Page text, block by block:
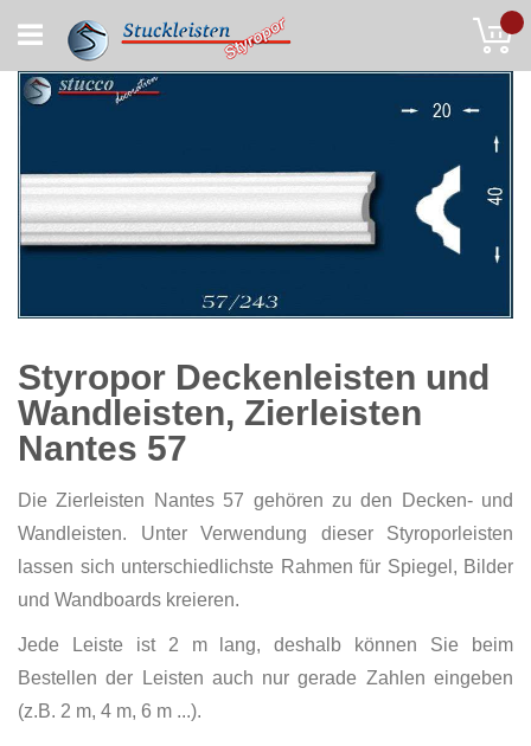
to
Content
Styropor Deckenleisten und
Wandleisten, Zierleisten
Nantes 57
Die Zierleisten Nantes 57 gehören zu den Decken- und
Wandleisten. Unter Verwendung dieser Styroporleisten
lassen sich unterschiedlichste Rahmen für Spiegel, Bilder
und Wandboards kreieren.
Jede Leiste ist 2 m lang, deshalb können Sie beim
Bestellen der Leisten auch nur gerade Zahlen eingeben
(z.B. 2 m, 4 m, 6 m ...).